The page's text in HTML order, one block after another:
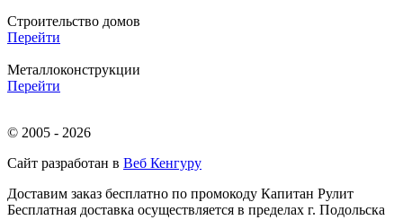
Строительство домов
Перейти
Металлоконструкции
Перейти
© 2005 - 2026
Сайт разработан в Веб Кенгуру
Доставим заказ бесплатно по промокоду Капитан Рулит
Бесплатная доставка осуществляется в пределах г. Подольска